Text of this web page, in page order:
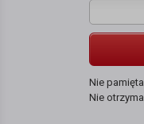
Nie
Nie